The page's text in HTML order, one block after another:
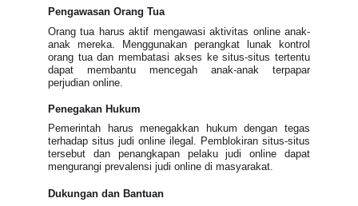
Pengawasan Orang Tua
Orang tua harus aktif mengawasi aktivitas online anak-
anak mereka. Menggunakan perangkat lunak kontrol
orang tua dan membatasi akses ke situs-situs tertentu
dapat membantu mencegah anak-anak terpapar
perjudian online.
Penegakan Hukum
Pemerintah harus menegakkan hukum dengan tegas
terhadap situs judi online ilegal. Pemblokiran situs-situs
tersebut dan penangkapan pelaku judi online dapat
mengurangi prevalensi judi online di masyarakat.
Dukungan dan Bantuan